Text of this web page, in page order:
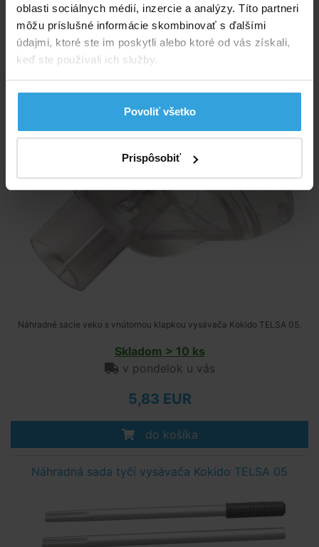
oblasti sociálnych médií, inzercie a analýzy. Títo partneri
môžu príslušné informácie skombinovať s ďalšími
údajmi, ktoré ste im poskytli alebo ktoré od vás získali,
keď ste používali ich služby.
Povoliť všetko
Prispôsobiť
Náhradné sacie veko vysávača Kokido TELSA 05
Náhradné sacie veko s vnútornou klapkou vysávača Kokido TELSA 05.
Skladom > 10 ks
v pondelok u vás
5,83 EUR
do košíka
Náhradná sada tyčí vysávača Kokido TELSA 05